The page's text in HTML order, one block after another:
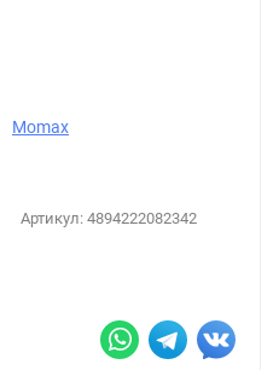
Momax
Артикул: 4894222082342